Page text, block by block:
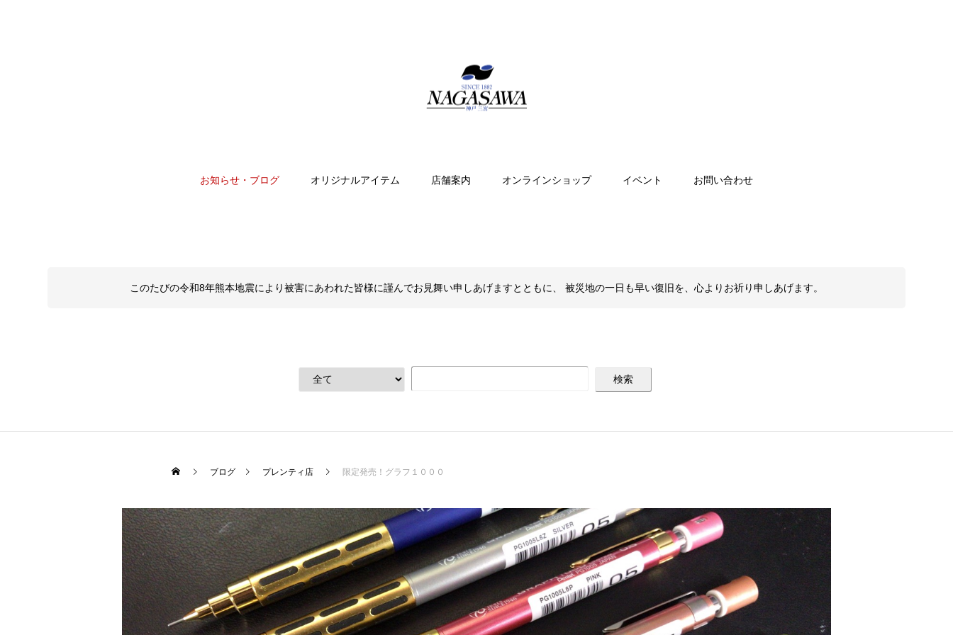
お知らせ・ブログ オリジナルアイテム 店舗案内 オンラインショップ イベント お問い合わせ
このたびの令和8年熊本地震により被害にあわれた皆様に謹んでお見舞い申しあげますとともに、 被災地の一日も早い復旧を、心よりお祈り申しあげます。
ブログ プレンティ店 限定発売！グラフ１０００